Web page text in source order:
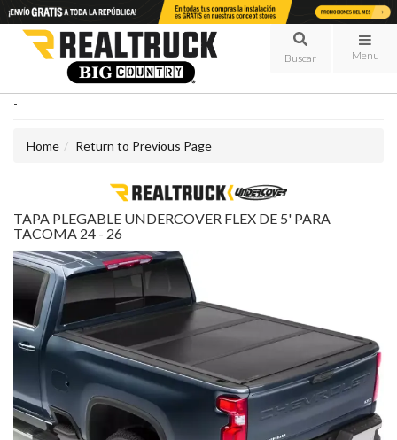
Menu
-
Home Return to Previous Page
TAPA PLEGABLE UNDERCOVER FLEX DE 5' PARA
TACOMA 24 - 26